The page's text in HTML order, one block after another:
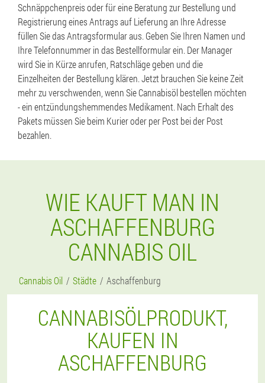
Schnäppchenpreis oder für eine Beratung zur Bestellung und
Registrierung eines Antrags auf Lieferung an Ihre Adresse
füllen Sie das Antragsformular aus. Geben Sie Ihren Namen und
Ihre Telefonnummer in das Bestellformular ein. Der Manager
wird Sie in Kürze anrufen, Ratschläge geben und die
Einzelheiten der Bestellung klären. Jetzt brauchen Sie keine Zeit
mehr zu verschwenden, wenn Sie Cannabisöl bestellen möchten
- ein entzündungshemmendes Medikament. Nach Erhalt des
Pakets müssen Sie beim Kurier oder per Post bei der Post
bezahlen.
WIE KAUFT MAN IN
ASCHAFFENBURG
CANNABIS OIL
Cannabis Oil Städte Aschaffenburg
CANNABISÖLPRODUKT,
KAUFEN IN
ASCHAFFENBURG